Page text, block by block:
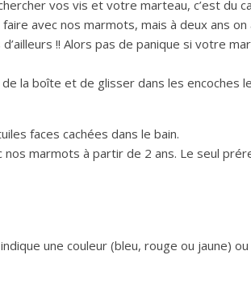
vos vis et votre marteau, c’est du
avec nos marmots, mais à deux ans on
!! Alors pas de panique si votre
la boîte et de glisser dans les encoches
faces cachées dans le bain.
marmots à partir de 2 ans. Le seul
une couleur (bleu, rouge ou jaune)